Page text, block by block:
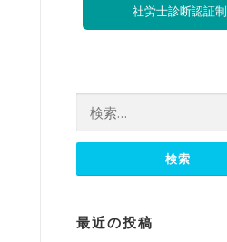
社労士診断認証
検索:
最近の投稿